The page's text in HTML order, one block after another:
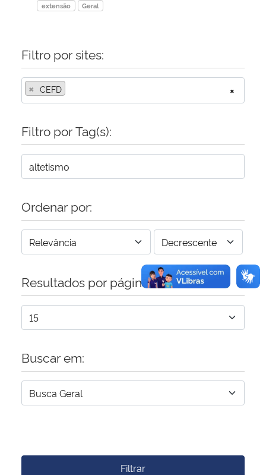
Ministério do Turismo
Ministério da Mulher, da Família e dos Direitos Humanos
Secretaria-Geral
Secretaria de Governo
Advocacia-Geral da União
extensão
Geral
Filtro por sites:
×
× CEFD
Filtro por Tag(s):
Ordenar por:
Resultados por página:
Buscar em:
Filtrar